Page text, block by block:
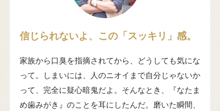
信じられないよ、この「スッキリ」感。
家族から口臭を指摘されてから、どうしても気にな
って。しまいには、人のニオイまで自分じゃないか
って、完全に疑心暗鬼だよ。そんなとき、『なたま
め歯みがき』のことを耳にしたんだ。磨いた瞬間、